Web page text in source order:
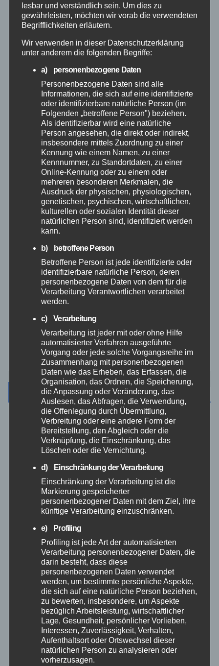
Altenkirchen
Hilfsorganisationen
Mayen-Koblenz
Neuwied
Polizei
Rettungsdienst
Rhein-Lahn
Veranstaltungen
Westerwald
August 2026
Juli 2026
Juni 2026
Mai 2026
April 2026
März 2026
Februar 2026
Januar 2026
Dezember 2025
November 2025
lesbar und verständlich sein. Um dies zu
gewährleisten, möchten wir vorab die verwendeten
Begrifflichkeiten erläutern.
Wir verwenden in dieser Datenschutzerklärung
unter anderem die folgenden Begriffe:
a) personenbezogene Daten
Personenbezogene Daten sind alle
Informationen, die sich auf eine identifizierte
oder identifizierbare natürliche Person (im
Folgenden „betroffene Person") beziehen.
Als identifizierbar wird eine natürliche
Person angesehen, die direkt oder indirekt,
insbesondere mittels Zuordnung zu einer
Kennung wie einem Namen, zu einer
Kennnummer, zu Standortdaten, zu einer
Online-Kennung oder zu einem oder
mehreren besonderen Merkmalen, die
Ausdruck der physischen, physiologischen,
genetischen, psychischen, wirtschaftlichen,
kulturellen oder sozialen Identität dieser
natürlichen Person sind, identifiziert werden
kann.
b) betroffene Person
Betroffene Person ist jede identifizierte oder
identifizierbare natürliche Person, deren
personenbezogene Daten von dem für die
Verarbeitung Verantwortlichen verarbeitet
werden.
c) Verarbeitung
Verarbeitung ist jeder mit oder ohne Hilfe
automatisierter Verfahren ausgeführte
Vorgang oder jede solche Vorgangsreihe im
Zusammenhang mit personenbezogenen
Daten wie das Erheben, das Erfassen, die
Organisation, das Ordnen, die Speicherung,
die Anpassung oder Veränderung, das
Auslesen, das Abfragen, die Verwendung,
die Offenlegung durch Übermittlung,
Verbreitung oder eine andere Form der
Bereitstellung, den Abgleich oder die
Verknüpfung, die Einschränkung, das
Löschen oder die Vernichtung.
d) Einschränkung der Verarbeitung
Einschränkung der Verarbeitung ist die
Markierung gespeicherter
personenbezogener Daten mit dem Ziel, ihre
künftige Verarbeitung einzuschränken.
e) Profiling
Profiling ist jede Art der automatisierten
Verarbeitung personenbezogener Daten, die
darin besteht, dass diese
personenbezogenen Daten verwendet
werden, um bestimmte persönliche Aspekte,
die sich auf eine natürliche Person beziehen,
zu bewerten, insbesondere, um Aspekte
bezüglich Arbeitsleistung, wirtschaftlicher
Lage, Gesundheit, persönlicher Vorlieben,
Interessen, Zuverlässigkeit, Verhalten,
Aufenthaltsort oder Ortswechsel dieser
natürlichen Person zu analysieren oder
vorherzusagen.